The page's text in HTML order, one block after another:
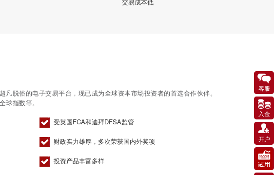
脱俗的电子交易平台，现已成为全球资本市场投资者的首选合作伙伴。
指数等。
受英国FCA和迪拜DFSA监管
财政实力雄厚，多次荣获国内外奖项
投资产品丰富多样
客服
入金
开户